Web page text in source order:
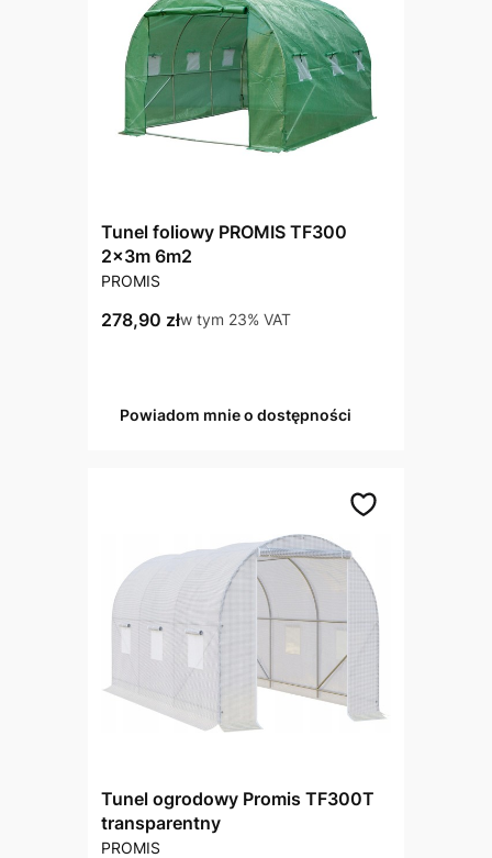
Tunel foliowy PROMIS TF300
2x3m 6m2
PRODUCENT
PROMIS
Cena brutto
278,90 złw tym %s VAT
w tym 23% VAT
Powiadom mnie o dostępności
Tunel ogrodowy Promis TF300T
transparentny
PRODUCENT
PROMIS